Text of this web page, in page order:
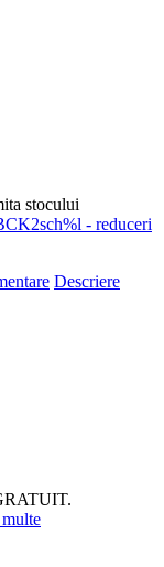
stocului
- reduceri
Descriere